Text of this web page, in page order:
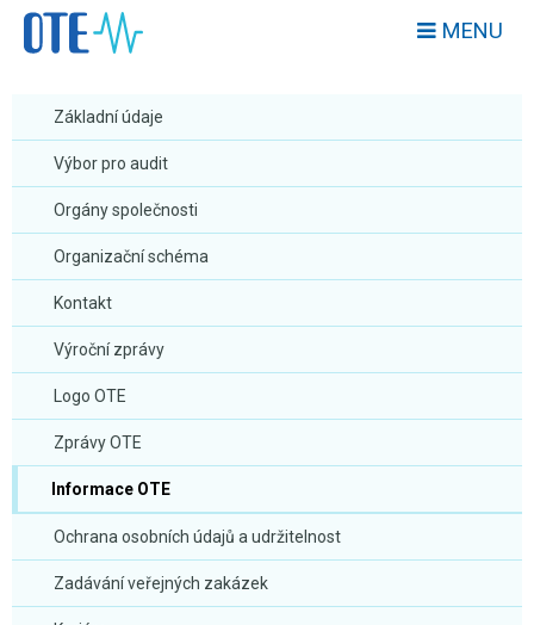
MENU
Základní údaje
Výbor pro audit
Orgány společnosti
Organizační schéma
Kontakt
Výroční zprávy
Logo OTE
Zprávy OTE
Informace OTE
Ochrana osobních údajů a udržitelnost
Zadávání veřejných zakázek